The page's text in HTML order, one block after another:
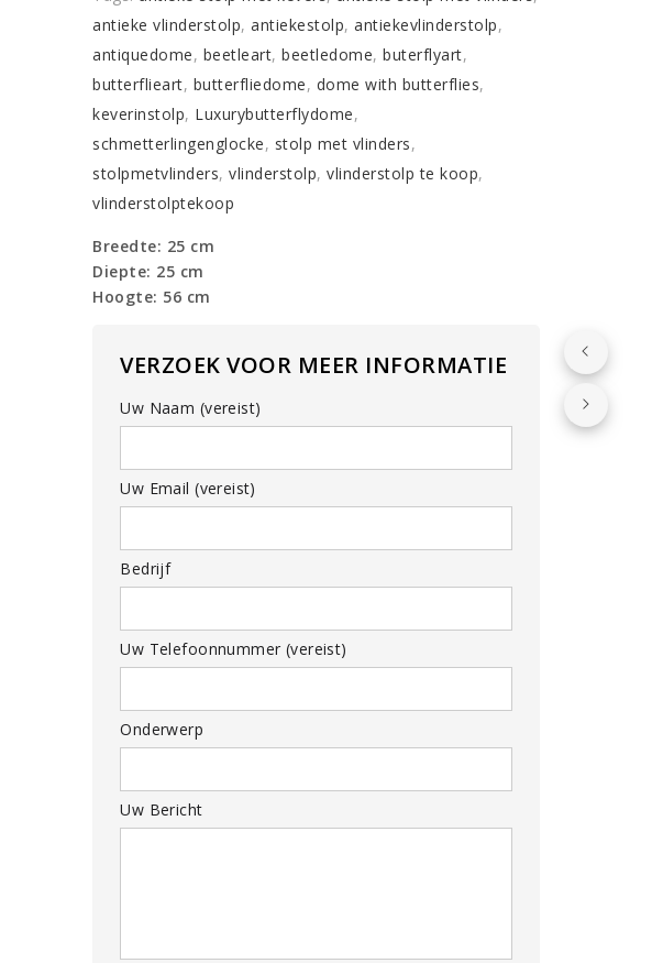
vlinders
quantity
antieke vlinderstolp,antiekestolp,antiekevlinderstolp,
antiquedome, beetleart,beetledome,buterflyart,
butterflieart, butterfliedome, dome with butterflies,
keverinstolp, Luxurybutterflydome,
schmetterlingenglocke, stolp met vlinders,
stolpmetvlinders,vlinderstolp,vlinderstolp te koop,
vlinderstolptekoop
Breedte: 25 cm
Diepte: 25 cm
Hoogte: 56 cm
VERZOEK VOOR MEER INFORMATIE
Uw Naam (vereist)
Uw Email (vereist)
Bedrijf
Uw Telefoonnummer (vereist)
Onderwerp
Uw Bericht